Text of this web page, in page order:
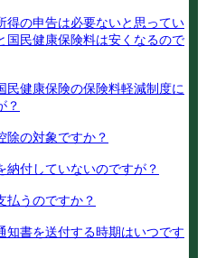
得の申告は必要ないと思ってい
国民健康保険料は安くなるので
民健康保険の保険料軽減制度に
？
除の対象ですか？
納付していないのですが？
払うのですか？
知書を送付する時期はいつです